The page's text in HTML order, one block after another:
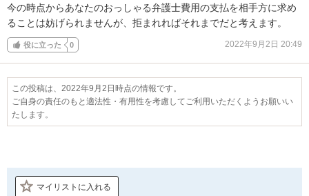
今の時点からあなたのおっしゃる弁護士費用の支払を相手方に求め
ることは妨げられませんが、拒まれればそれまでだと考えます。
役に立った 0 2022年9月2日 20:49
この投稿は、2022年9月2日時点の情報です。
ご自身の責任のもと適法性・有用性を考慮してご利用いただくようお願いい
たします。
マイリストに入れる